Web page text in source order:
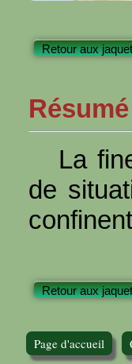
Retour aux
La
de
Retour aux
Page d'accueil